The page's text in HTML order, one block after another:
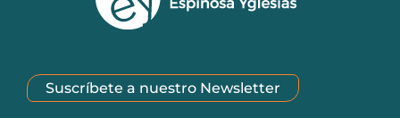
Suscríbete a nuestro Newsletter